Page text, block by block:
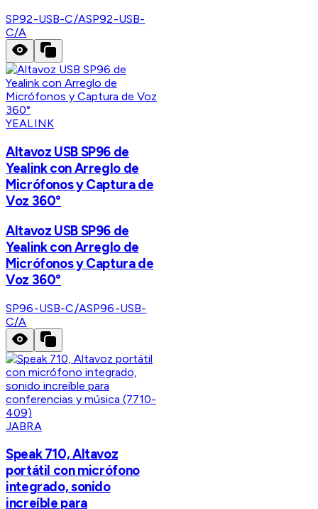
SP92-USB-C/ASP92-USB-
C/A
YEALINK
Altavoz USB SP96 de
Yealink con Arreglo de
Micrófonos y Captura de
Voz 360°
Altavoz USB SP96 de
Yealink con Arreglo de
Micrófonos y Captura de
Voz 360°
SP96-USB-C/ASP96-USB-
C/A
JABRA
Speak 710, Altavoz
portátil con micrófono
integrado, sonido
increíble para